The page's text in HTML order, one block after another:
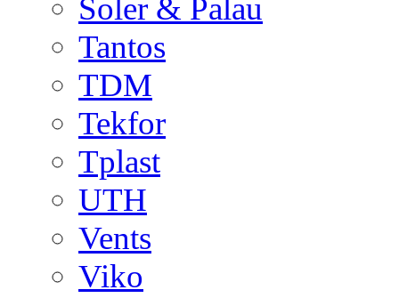
Soler & Palau
Tantos
TDM
Tekfor
Tplast
UTH
Vents
Viko